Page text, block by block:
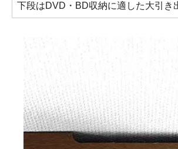
下段はDVD・BD収納に適した大引き